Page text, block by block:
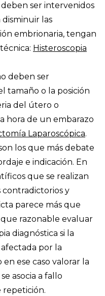
deben ser intervenidos
las
embrionaria, tengan
Histeroscopia
deben ser
tamaño o la posición
del útero o
hora de un embarazo
Laparoscópica.
los que más debate
e indicación. En
que se realizan
y
parece más que
razonable evaluar
diagnóstica si la
por la
ese caso valorar la
asocia a fallo
repetición.